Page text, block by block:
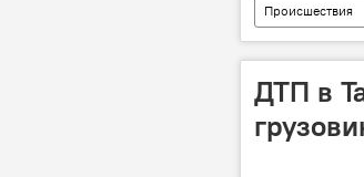
Происшествия
ДТП в